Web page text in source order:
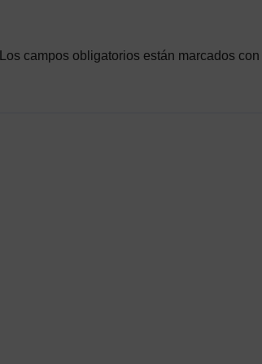
Los campos obligatorios están marcados con